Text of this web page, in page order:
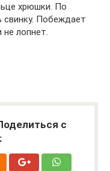
хрюшки. По
свинку. Побеждает
лопнет.
с